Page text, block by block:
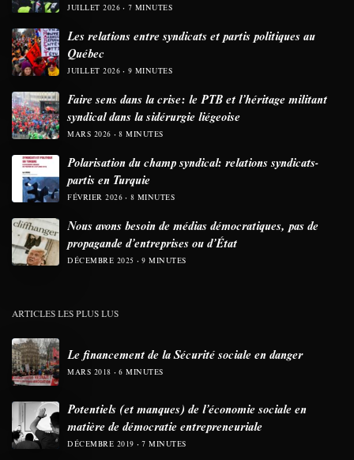
JUILLET 2026 7 MINUTES
Les relations entre syndicats et partis politiques au
Québec
JUILLET 2026 9 MINUTES
Faire sens dans la crise: le PTB et l’héritage militant
syndical dans la sidérurgie liégeoise
MARS 2026 8 MINUTES
Polarisation du champ syndical: relations syndicats-
partis en Turquie
FÉVRIER 2026 8 MINUTES
Nous avons besoin de médias démocratiques, pas de
propagande d’entreprises ou d’État
DÉCEMBRE 2025 9 MINUTES
ARTICLES LES PLUS LUS
Le financement de la Sécurité sociale en danger
MARS 2018 6 MINUTES
Potentiels (et manques) de l’économie sociale en
matière de démocratie entrepreneuriale
DÉCEMBRE 2019 7 MINUTES